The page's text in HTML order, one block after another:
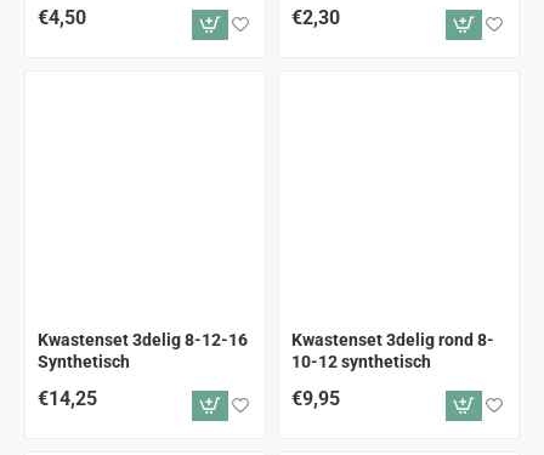
€4,50 €2,30
Kwastenset 3delig 8-12-16
Synthetisch
€14,25
Kwastenset 3delig rond 8-
10-12 synthetisch
€9,95